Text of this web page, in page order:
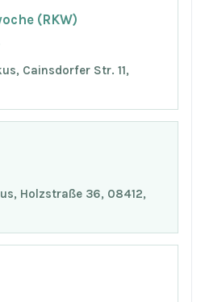
(RKW)
Cainsdorfer Str. 11,
Holzstraße 36, 08412,